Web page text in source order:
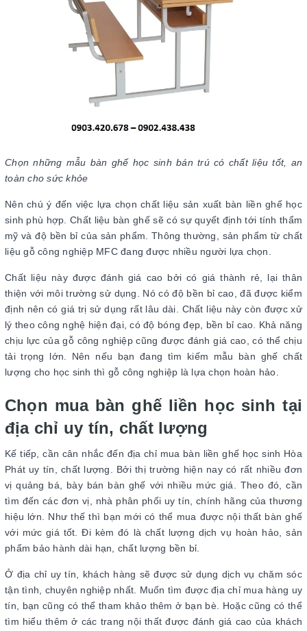
Chọn những mẫu bàn ghế học sinh bán trú có chất liệu tốt, an
toàn cho sức khỏe
Nên chú ý đến việc lựa chọn chất liệu sản xuất bàn liền ghế học
sinh phù hợp. Chất liệu bàn ghế sẽ có sự quyết định tới tính thẩm
mỹ và độ bền bỉ của sản phẩm. Thông thường, sản phẩm từ chất
liệu gỗ công nghiệp MFC đang được nhiều người lựa chọn.
Chất liệu này được đánh giá cao bởi có giá thành rẻ, lại thân
thiện với môi trường sử dụng. Nó có độ bền bỉ cao, đã được kiểm
định nên có giá trị sử dụng rất lâu dài. Chất liệu này còn được xử
lý theo công nghệ hiện đại, có độ bóng đẹp, bền bỉ cao. Khả năng
chịu lực của gỗ công nghiệp cũng được đánh giá cao, có thể chịu
tải trọng lớn. Nên nếu bạn đang tìm kiếm mẫu bàn ghế chất
lượng cho học sinh thì gỗ công nghiệp là lựa chọn hoàn hảo.
Chọn mua bàn ghế liền học sinh tại
địa chỉ uy tín, chất lượng
Kế tiếp, cần cân nhắc đến địa chỉ mua bàn liền ghế học sinh Hòa
Phát uy tín, chất lượng. Bởi thị trường hiện nay có rất nhiều đơn
vị quảng bá, bày bán bàn ghế với nhiều mức giá. Theo đó, cần
tìm đến các đơn vị, nhà phân phối uy tín, chính hãng của thương
hiệu lớn. Như thế thì bạn mới có thể mua được nội thất bàn ghế
với mức giá tốt. Đi kèm đó là chất lượng dịch vụ hoàn hảo, sản
phẩm bảo hành dài hạn, chất lượng bền bỉ.
Ở địa chỉ uy tín, khách hàng sẽ được sử dụng dịch vụ chăm sóc
tận tình, chuyên nghiệp nhất. Muốn tìm được địa chỉ mua hàng uy
tín, bạn cũng có thể tham khảo thêm ở bạn bè. Hoặc cũng có thể
tìm hiểu thêm ở các trang nội thất được đánh giá cao của khách